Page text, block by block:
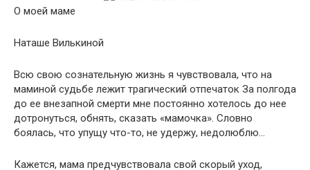
О моей маме
Наташе Вилькиной
Всю свою сознательную жизнь я чувствовала, что на
маминой судьбе лежит трагический отпечаток За полгода
до ее внезапной смерти мне постоянно хотелось до нее
дотронуться, обнять, сказать «мамочка». Словно
боялась, что упущу что-то, не удержу, недолюблю…
Кажется, мама предчувствовала свой скорый уход,